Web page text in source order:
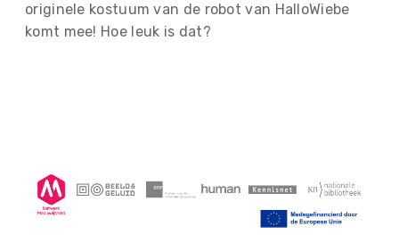
originele kostuum van de robot van HalloWiebe
komt mee! Hoe leuk is dat?